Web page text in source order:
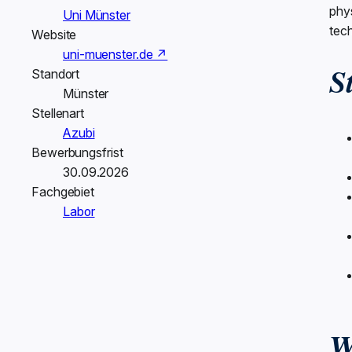
Uni Münster
Website
uni-muenster.de ↗
Standort
Münster
Stellenart
Azubi
Bewerbungsfrist
30.09.2026
Fachgebiet
Labor